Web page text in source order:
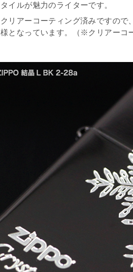
タイルが魅力のライターです。
クリアーコーティング済みですの
様となっています。（※クリアーコ